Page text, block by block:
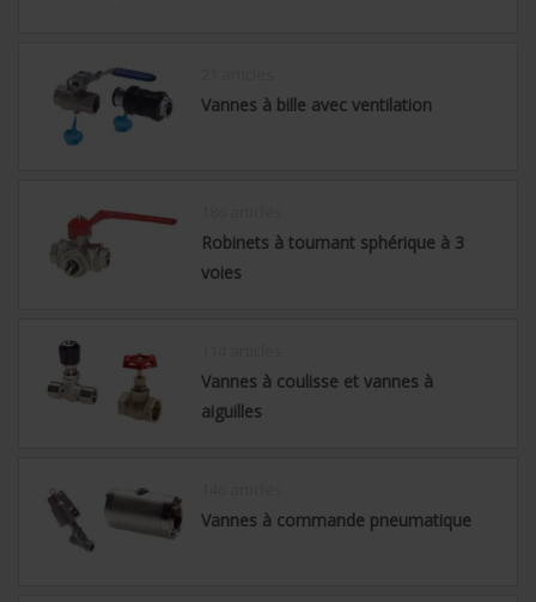
Vannes à bille avec ventilation
Robinets à tournant sphérique à 3
voies
Vannes à coulisse et vannes à
aiguilles
Vannes à commande pneumatique